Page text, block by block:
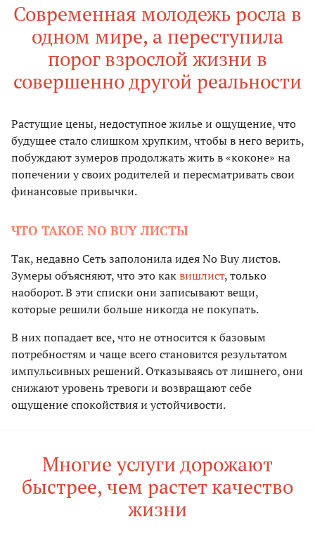
Современная молодежь росла в
одном мире, а переступила
порог взрослой жизни в
совершенно другой реальности
Растущие цены, недоступное жилье и ощущение, что
будущее стало слишком хрупким, чтобы в него верить,
побуждают зумеров продолжать жить в «коконе» на
попечении у своих родителей и пересматривать свои
финансовые привычки.
ЧТО ТАКОЕ NO BUY ЛИСТЫ
Так, недавно Сеть заполонила идея No Buy листов.
Зумеры объясняют, что это каквишлист, только
наоборот. В эти списки они записывают вещи,
которые решили больше никогда не покупать.
В них попадает все, что не относится к базовым
потребностям и чаще всего становится результатом
импульсивных решений. Отказываясь от лишнего, они
снижают уровень тревоги и возвращают себе
ощущение спокойствия и устойчивости.
Многие услуги дорожают
быстрее, чем растет качество
жизни